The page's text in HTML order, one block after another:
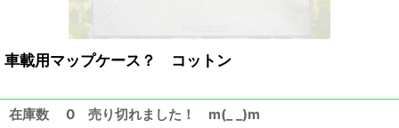
車載用マップケース？ コットン
在庫数 0 売り切れました！ m(_ _)m